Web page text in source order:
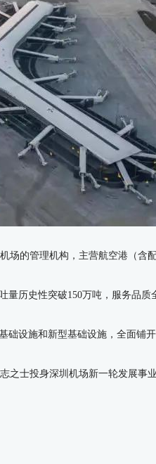
的管理机构，主营航空港（含
量历史性突破150万吨，服务品质
础设施和新型基础设施，全面铺
之士投身深圳机场新一轮发展事